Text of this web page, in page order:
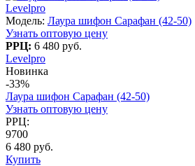
Levelpro
Модель: Лаура шифон Сарафан (42-50)
Узнать оптовую цену
РРЦ: 6 480 руб.
Levelpro
Новинка
-33%
Лаура шифон Сарафан (42-50)
Узнать оптовую цену
РРЦ:
9700
6 480 руб.
Купить